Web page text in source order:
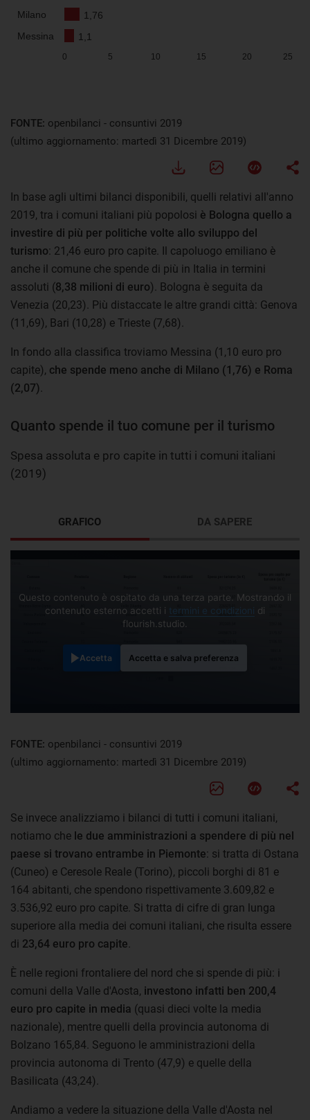
FONTE: openbilanci - consuntivi 2019
(ultimo aggiornamento: martedì 31 Dicembre 2019)
In base agli ultimi bilanci disponibili, quelli relativi all'anno
2019, tra i comuni italiani più popolosi è Bologna quello a
investire di più per politiche volte allo sviluppo del
turismo: 21,46 euro pro capite. Il capoluogo emiliano è
anche il comune che spende di più in Italia in termini
assoluti (8,38 milioni di euro). Bologna è seguita da
Venezia (20,23). Più distaccate le altre grandi città: Genova
(11,69), Bari (10,28) e Trieste (7,68).
In fondo alla classifica troviamo Messina (1,10 euro pro
capite), che spende meno anche di Milano (1,76) e Roma
(2,07)
Quanto spende il tuo comune per il turismo
Spesa assoluta e pro capite in tutti i comuni italiani
(2019)
GRAFICO
Questo contenuto è ospitato da una terza parte. Mostrando il
contenuto esterno accetti i termini e condizioni di
flourish.studio.
Accetta Accetta e salva preferenza
DA SAPERE
FONTE: openbilanci - consuntivi 2019
(ultimo aggiornamento: martedì 31 Dicembre 2019)
Se invece analizziamo i bilanci di tutti i comuni italiani,
notiamo che le due amministrazioni a spendere di più nel
paese si trovano entrambe in Piemonte: si tratta di Ostana
(Cuneo) e Ceresole Reale (Torino), piccoli borghi di 81 e
164 abitanti, che spendono rispettivamente 3.609,82 e
3.536,92 euro pro capite. Si tratta di cifre di gran lunga
superiore alla media dei comuni italiani, che risulta essere
di 23,64 euro pro capite
È nelle regioni frontaliere del nord che si spende di più: i
comuni della Valle d'Aosta, investono infatti ben 200,4
euro pro capite in media (quasi dieci volte la media
nazionale), mentre quelli della provincia autonoma di
Bolzano 165,84. Seguono le amministrazioni della
provincia autonoma di Trento (47,9) e quelle della
Basilicata (43,24).
Andiamo a vedere la situazione della Valle d'Aosta nel